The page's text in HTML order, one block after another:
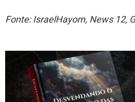
Fonte: IsraelHayom, News 12,